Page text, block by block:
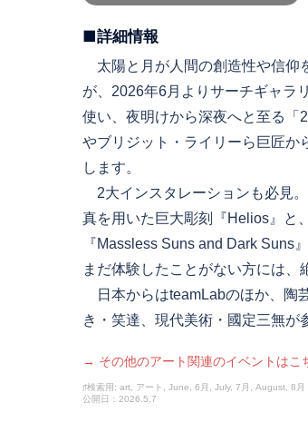
■詳細情報
太陽と月が人間の創造性や信仰
が、2026年6月よりサーチギャラ
使い、夜明けから深夜へと至る「
やブリジット・ライリーら巨匠か
します。
2大インスタレーションも必見
真を用いた巨大彫刻『Helios』と
『Massless Suns and Dark Suns
まだ体験したことがない方には、
日本からはteamLabのほか、陶
き・笑達、現代美術・國定三無が
→ その他のアート関連のイベントはこ
♯検索用: art, アート, June, 6月, July, 7月, August, 8月
公開日：2026.5.7